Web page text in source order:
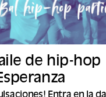
de hip-hop
Entra en la